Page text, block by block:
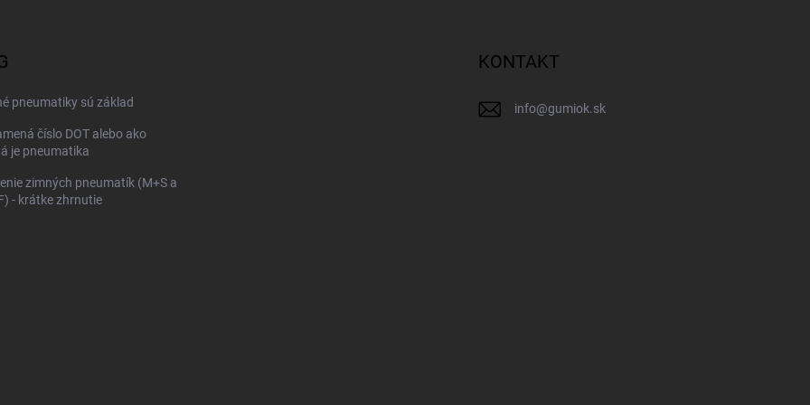
pneumatiky sú základ
číslo DOT alebo ako
je pneumatika
zimných pneumatík (M+S a
- krátke zhrnutie
KONTAKT
info@gumiok.sk